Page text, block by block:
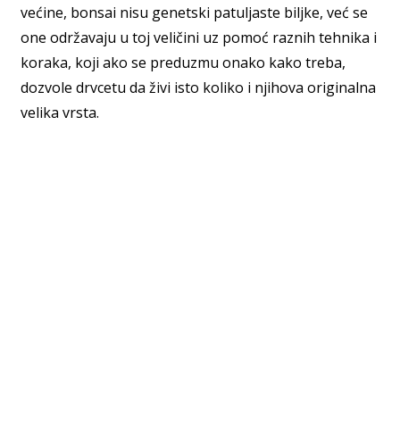
većine, bonsai nisu genetski patuljaste biljke, već se
one održavaju u toj veličini uz pomoć raznih tehnika i
koraka, koji ako se preduzmu onako kako treba,
dozvole drvcetu da živi isto koliko i njihova originalna
velika vrsta.